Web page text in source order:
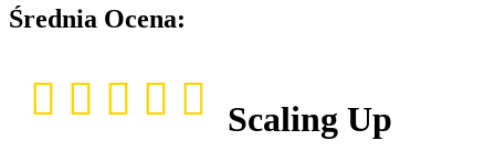
Średnia Ocena:
Scaling Up